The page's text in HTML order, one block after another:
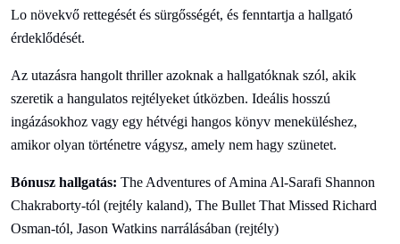
Lo növekvő rettegését és sürgősségét, és fenntartja a hallgató
érdeklődését.
Az utazásra hangolt thriller azoknak a hallgatóknak szól, akik
szeretik a hangulatos rejtélyeket útközben. Ideális hosszú
ingázásokhoz vagy egy hétvégi hangos könyv meneküléshez,
amikor olyan történetre vágysz, amely nem hagy szünetet.
Bónusz hallgatás: The Adventures of Amina Al-Sarafi Shannon
Chakraborty-tól (rejtély kaland), The Bullet That Missed Richard
Osman-tól, Jason Watkins narrálásában (rejtély)